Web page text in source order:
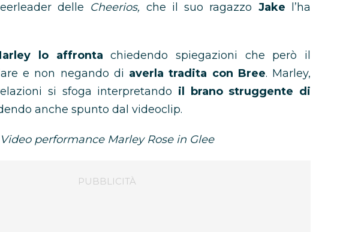
delle Cheerios, che il suo ragazzo Jake
l’ha
lo affronta chiedendo spiegazioni che però il
e non negando di averla tradita con Bree. Marley,
si sfoga interpretando il brano struggente di
anche spunto dal videoclip.
Video performance Marley Rose in Glee